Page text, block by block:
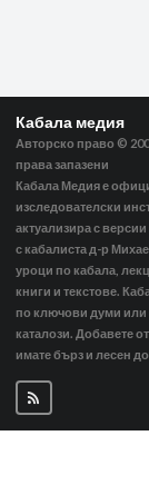
Кабала медия
Авторско право ©
права запазени
Кабала Медия е
изследователски
актуализира с
с кабалиста д-р
уроци по кабала,
книги и текстове.
по ключови думи или
каталози. Добавете
имате бърз и лесен